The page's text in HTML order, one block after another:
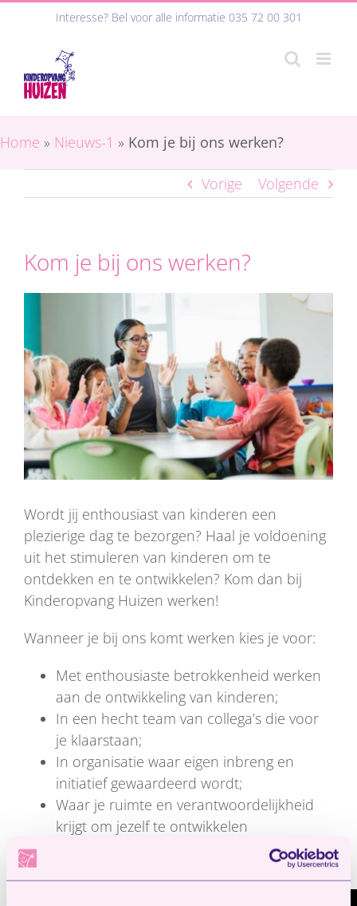
Interesse? Bel voor alle informatie 035 72 00 301
Home » Nieuws-1 » Kom je bij ons werken?
Vorige Volgende
Kom je bij ons werken?
afbeelding
Wordt jij enthousiast van kinderen een
plezierige dag te bezorgen? Haal je voldoening
uit het stimuleren van kinderen om te
ontdekken en te ontwikkelen? Kom dan bij
Kinderopvang Huizen werken!
Wanneer je bij ons komt werken kies je voor:
Met enthousiaste betrokkenheid werken
aan de ontwikkeling van kinderen;
In een hecht team van collega’s die voor
je klaarstaan;
In organisatie waar eigen inbreng en
initiatief gewaardeerd wordt;
Waar je ruimte en verantwoordelijkheid
krijgt om jezelf te ontwikkelen
Neem hier een kijkje voor al
onze vacatures